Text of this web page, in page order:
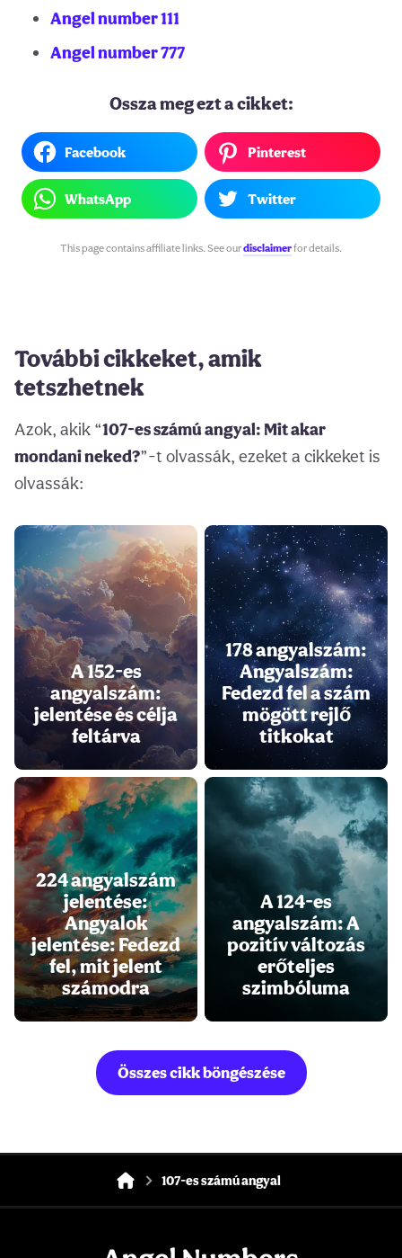
Angel number 111
Angel number 777
Ossza meg ezt a cikket:
Facebook Pinterest
WhatsApp Twitter
This page contains affiliate links. See ourdisclaimerfor details.
További cikkeket, amik
tetszhetnek
Azok, akik “107-es számú angyal: Mit akar
mondani neked?”-t olvassák, ezeket a cikkeket is
olvassák:
A 152-es
angyalszám:
jelentése és célja
feltárva
178 angyalszám:
Angyalszám:
Fedezd fel a szám
mögött rejlő
titkokat
224 angyalszám
jelentése:
Angyalok
jelentése: Fedezd
fel, mit jelent
számodra
A 124-es
angyalszám: A
pozitív változás
erőteljes
szimbóluma
Összes cikk böngészése
107-es számú angyal